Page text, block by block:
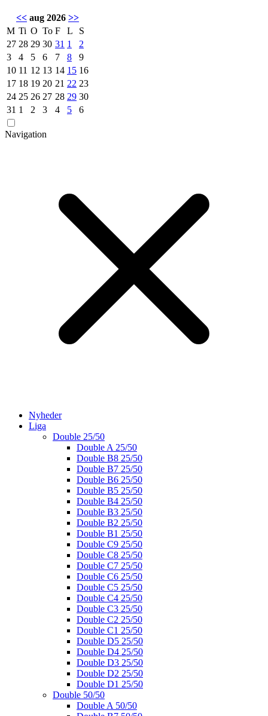
<< aug 2026 >>
M Ti O To F L
S
27 28 29 30 31 1
2
3
4 5 6 7 8
9
10 11 12 13 14 15 16
17 18 19 20 21 22 23
24 25 26 27 28 29 30
31 1 2 3 4 5 6
Navigation
Nyheder
Liga
Double 25/50
Double A 25/50
Double B8 25/50
Double B7 25/50
Double B6 25/50
Double B5 25/50
Double B4 25/50
Double B3 25/50
Double B2 25/50
Double B1 25/50
Double C9 25/50
Double C8 25/50
Double C7 25/50
Double C6 25/50
Double C5 25/50
Double C4 25/50
Double C3 25/50
Double C2 25/50
Double C1 25/50
Double D5 25/50
Double D4 25/50
Double D3 25/50
Double D2 25/50
Double D1 25/50
Double 50/50
Double A 50/50